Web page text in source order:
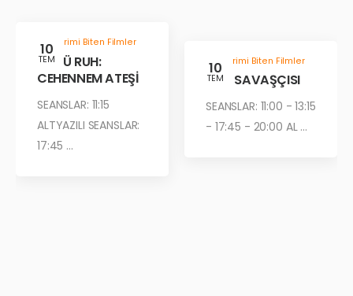
10
TEM
Gösterimi Biten Filmler
KÖTÜ RUH:
CEHENNEM ATEŞİ
SEANSLAR: 11:15
ALTYAZILI SEANSLAR:
17:45 ...
10
TEM
Gösterimi Biten Filmler
ÇÖL SAVAŞÇISI
SEANSLAR: 11:00 - 13:15
- 17:45 - 20:00 AL ...